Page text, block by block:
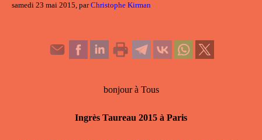
samedi 23 mai 2015, parChristophe Kirman
bonjour à Tous
Ingrès Taureau 2015 à Paris